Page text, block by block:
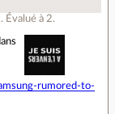
. Évalué à 2.
rumored-to-